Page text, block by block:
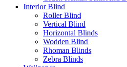
Interior Blind
Roller Blind
Vertical Blind
Horizontal Blinds
Wodden Blind
Rhoman Blinds
Zebra Blinds